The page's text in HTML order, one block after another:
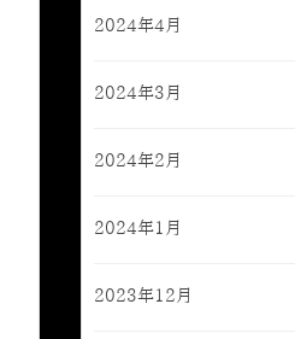
2024年4月
2024年3月
2024年2月
2024年1月
2023年12月